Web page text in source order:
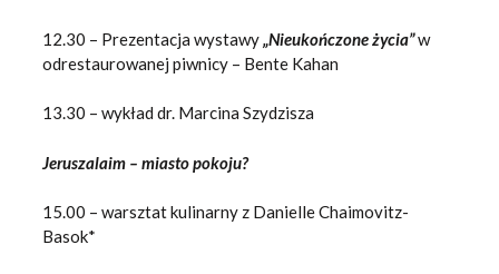
12.30 – Prezentacja wystawy „Nieukończone życia”w
odrestaurowanej piwnicy – Bente Kahan
13.30 – wykład dr. Marcina Szydzisza
Jeruszalaim – miasto pokoju?
15.00 – warsztat kulinarny z Danielle Chaimovitz-
Basok*